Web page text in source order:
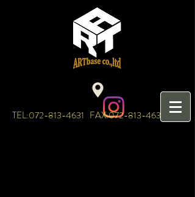
TEL:072-813-4631 FAX:072-813-4632